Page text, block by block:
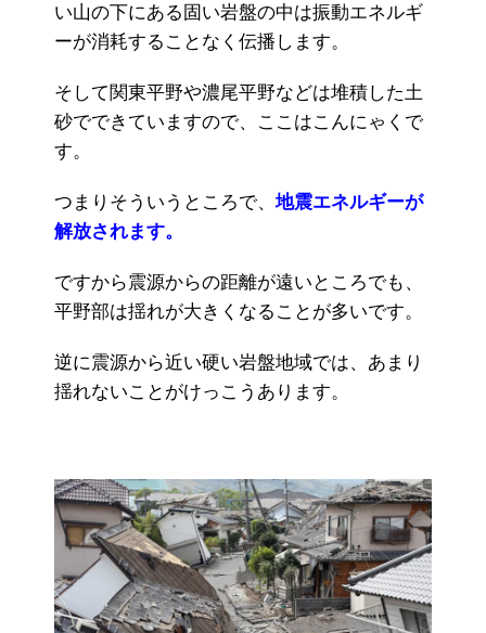
い山の下にある固い岩盤の中は振動エネルギ
ーが消耗することなく伝播します。
そして関東平野や濃尾平野などは堆積した土
砂でできていますので、ここはこんにゃくで
す。
つまりそういうところで、 地震エネルギーが
解放されます。
ですから震源からの距離が遠いところでも、
平野部は揺れが大きくなることが多いです。
逆に震源から近い硬い岩盤地域では、あまり
揺れないことがけっこうあります。